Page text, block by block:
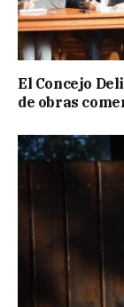
El Concejo
de obras